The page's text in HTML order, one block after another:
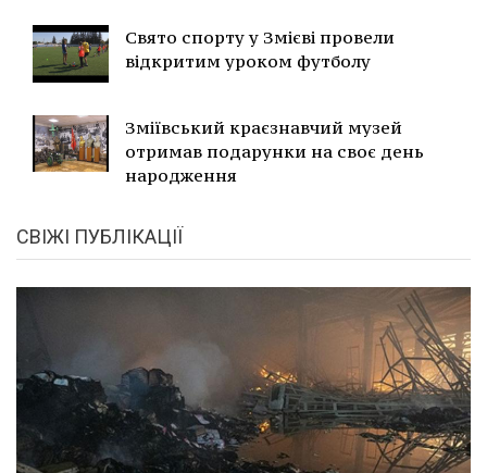
Свято спорту у Змієві провели
відкритим уроком футболу
Зміївський краєзнавчий музей
отримав подарунки на своє день
народження
СВІЖІ ПУБЛІКАЦІЇ